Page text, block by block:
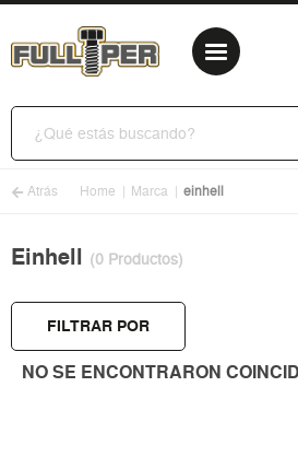
Atrás Home Marca einhell
Einhell (0 Productos)
FILTRAR POR
NO SE ENCONTRARON